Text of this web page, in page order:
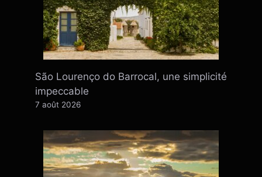
São Lourenço do Barrocal, une simplicité
impeccable
7 août 2026